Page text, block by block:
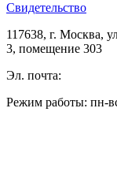
Свидетельство
117638, г. Москва,
3, помещение 303
Эл. почта:
Режим работы: пн-